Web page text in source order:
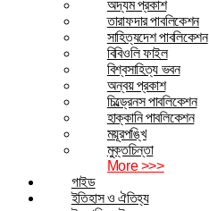
অদ্যম প্রকাশ
তারাফদার পাবলিকেশন
সাহিত্যদেশ পাবলিকেশন
বিবিওলি ফাইল
বিশ্বসাহিত্য ভবন
অন্বয় প্রকাশ
চিল্ড্রেনস পাবলিকেশন
হাক্কানি পাবলিকেশন
ময়ূরপঙ্খি
মুক্তচিন্তা
More >>>
গাইড
ইতিহাস ও ঐতিহ্য